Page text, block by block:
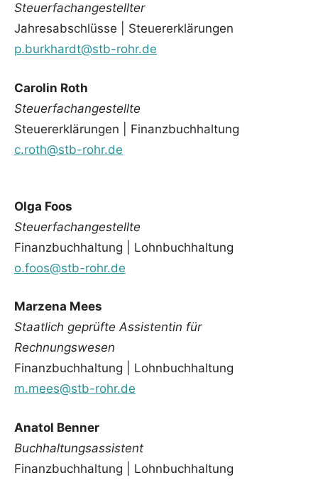
Steuerfachangestellter
Jahresabschlüsse | Steuererklärungen
p.burkhardt@stb-rohr.de
Carolin Roth
Steuerfachangestellte
Steuererklärungen | Finanzbuchhaltung
c.roth@stb-rohr.de
Olga Foos
Steuerfachangestellte
Finanzbuchhaltung | Lohnbuchhaltung
o.foos@stb-rohr.de
Marzena Mees
Staatlich geprüfte Assistentin für
Rechnungswesen
Finanzbuchhaltung | Lohnbuchhaltung
m.mees@stb-rohr.de
Anatol Benner
Buchhaltungsassistent
Finanzbuchhaltung | Lohnbuchhaltung